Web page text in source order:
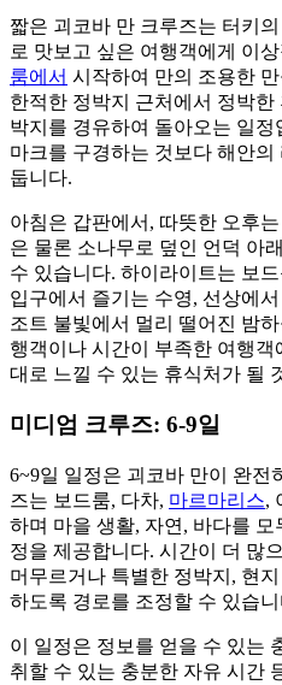
짧은 괴코바 만 크루즈는 터키
로 맛보고 싶은 여행객에게 이
룸에서 시작하여 만의 조용한
한적한 정박지 근처에서 정박
박지를 경유하여 돌아오는 일
마크를 구경하는 것보다 해안
둡니다.
아침은 갑판에서, 따뜻한 오후
은 물론 소나무로 덮인 언덕 아
수 있습니다. 하이라이트는 보
입구에서 즐기는 수영, 선상에
조트 불빛에서 멀리 떨어진 밤
행객이나 시간이 부족한 여행
대로 느낄 수 있는 휴식처가 될
미디엄 크루즈: 6-9일
6~9일 일정은 괴코바 만이 완전
즈는 보드룸, 다차, 마르마리스,
하며 마을 생활, 자연, 바다를
정을 제공합니다. 시간이 더 많
머무르거나 특별한 정박지, 현
하도록 경로를 조정할 수 있습니
이 일정은 정보를 얻을 수 있는
취할 수 있는 충분한 자유 시간